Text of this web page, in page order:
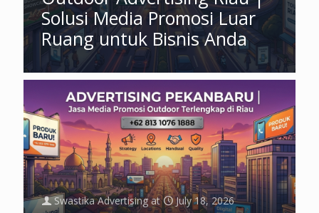
Solusi Media Promosi Luar
Ruang untuk Bisnis Anda
Swastika Advertising at July 18, 2026